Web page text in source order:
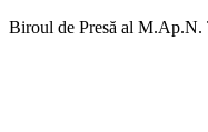
Biroul de Presă al M.Ap.N.